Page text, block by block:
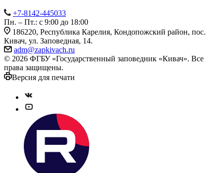
+7-8142-445033
Пн. – Пт.: с 9:00 до 18:00
186220, Республика Карелия, Кондопожский район, пос.
Кивач, ул. Заповедная, 14.
adm@zapkivach.ru
© 2026 ФГБУ «Государственный заповедник «Кивач». Все
права защищены.
Версия для печати